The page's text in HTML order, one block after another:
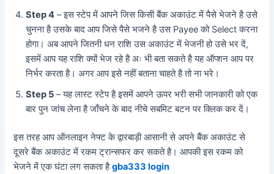
Step 4 – इस स्टेप में आपने जिस किसी बैंक अकाउंट में पैसे भेजने है उसे
चुनना है उसके बाद आप जिसे पैसे भजने है उस Payee को Select करना
होगा। अब आपने जितनी धन राशि उस अकाउंट में भेजनी हो उसे भर दें,
इसमें आप यह राशि क्यों भेज रहे है अः भी बता सकते है यह ऑप्शन आप पर
निर्भर करता है। अगर आप इसे नहीं बताना चाहते है तो ना भरे।
Step 5 – यह लास्ट स्टेप है इसमें आपने ऊपर भरी सभी जानकारी को एक
बार पुन जांच लेना है जाँचने के बाद नीचे सबमिट बटन पर क्लिक कर दें।
इस तरह आप ऑनलाइन नेफ्ट के द्वारबाड़ी आसानी से अपने बैंक अकाउंट से
दूसरे बैंक अकाउंट में रकम ट्रान्सफर कर सकते है। आपकी इस रकम को
भेजने में एक घंटा लग सकता हैgba333 login